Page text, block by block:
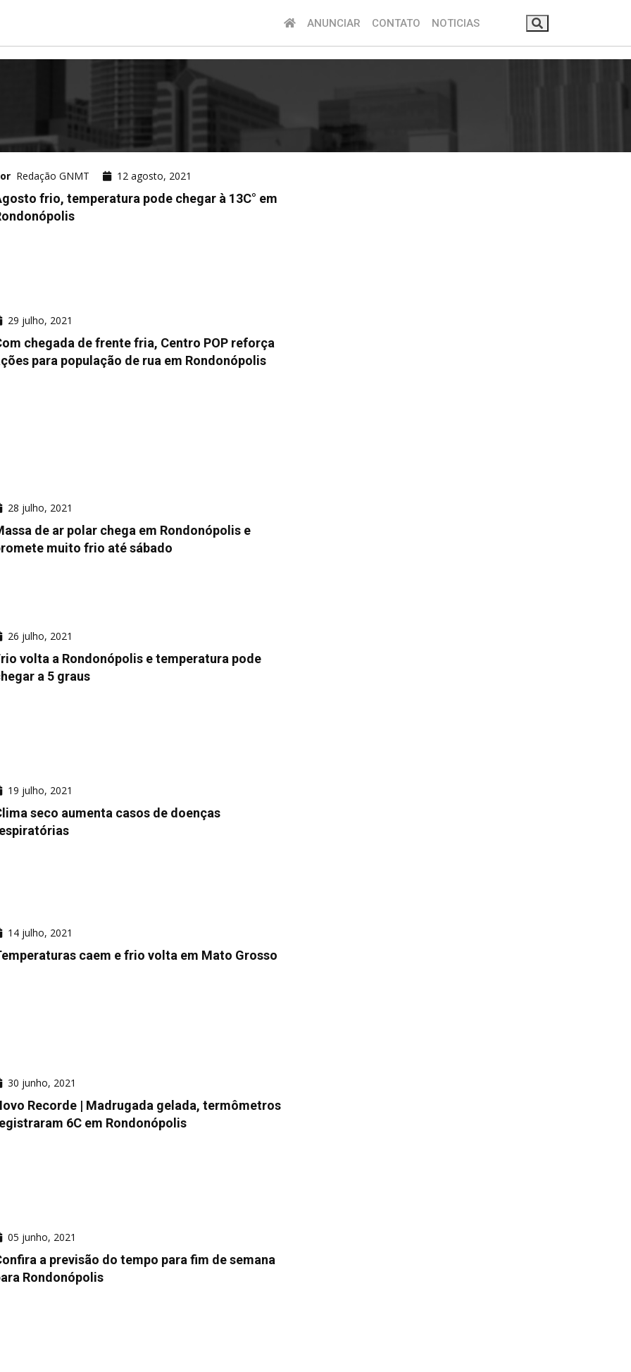
ANUNCIAR CONTATO NOTICIAS
Redação GNMT 12 agosto, 2021
frio, temperatura pode chegar à 13C° em
29 julho, 2021
chegada de frente fria, Centro POP reforça
para população de rua em Rondonópolis
28 julho, 2021
de ar polar chega em Rondonópolis e
muito frio até sábado
26 julho, 2021
volta a Rondonópolis e temperatura pode
a 5 graus
19 julho, 2021
seco aumenta casos de doenças
14 julho, 2021
caem e frio volta em Mato Grosso
30 junho, 2021
Recorde | Madrugada gelada, termômetros
6C em Rondonópolis
05 junho, 2021
a previsão do tempo para fim de semana
Rondonópolis